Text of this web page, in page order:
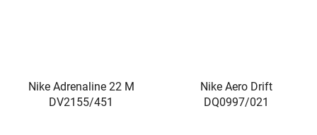
Nike Adrenaline 22 M
DV2155/451
Nike Aero Drift
DQ0997/021